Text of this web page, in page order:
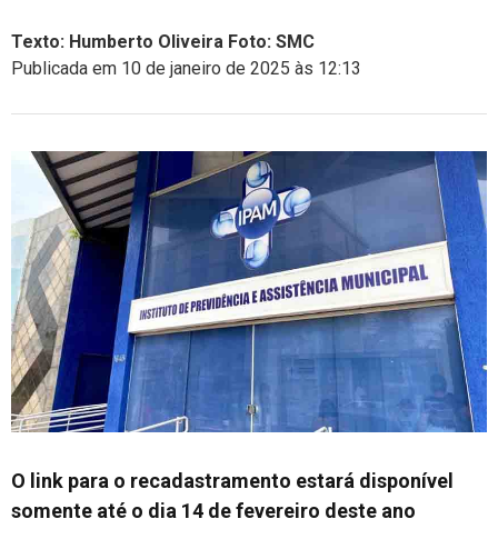
Texto: Humberto Oliveira Foto: SMC
Publicada em 10 de janeiro de 2025 às 12:13
O link para o recadastramento estará disponível
somente até o dia 14​ de fevereiro deste ano